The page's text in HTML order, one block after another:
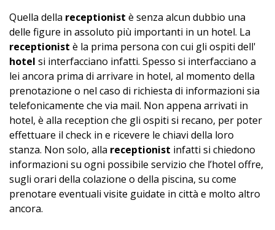
Quella della receptionist è senza alcun dubbio una
delle figure in assoluto più importanti in un hotel. La
receptionist è la prima persona con cui gli ospiti dell'
hotel si interfacciano infatti. Spesso si interfacciano a
lei ancora prima di arrivare in hotel, al momento della
prenotazione o nel caso di richiesta di informazioni sia
telefonicamente che via mail. Non appena arrivati in
hotel, è alla reception che gli ospiti si recano, per poter
effettuare il check in e ricevere le chiavi della loro
stanza. Non solo, alla receptionist infatti si chiedono
informazioni su ogni possibile servizio che l’hotel offre,
sugli orari della colazione o della piscina, su come
prenotare eventuali visite guidate in città e molto altro
ancora.